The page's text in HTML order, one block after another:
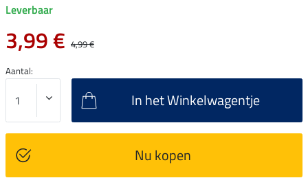
Leverbaar
3,99 € 4,99 €
Aantal:
In het Winkelwagentje
Nu kopen